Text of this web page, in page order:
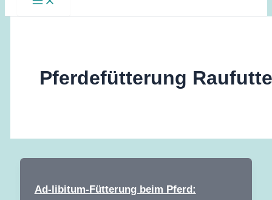
Pferdefütterung
Ad-libitum-Fütterung beim Pferd: